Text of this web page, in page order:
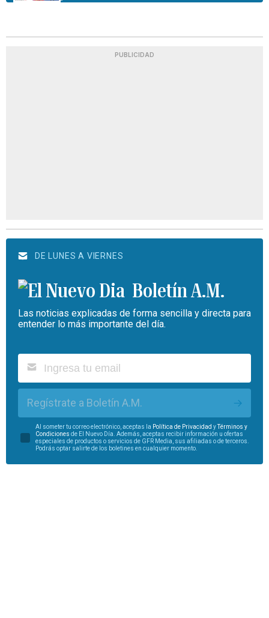
PUBLICIDAD
DE LUNES A VIERNES
Boletín A.M.
Las noticias explicadas de forma sencilla y directa para
entender lo más importante del día.
Regístrate a Boletín A.M.
Al someter tu correo electrónico, aceptas la Política de Privacidad yTérminos y
Condiciones de El Nuevo Día. Además, aceptas recibir información u ofertas
especiales de productos o servicios de GFR Media, sus afiliadas o de terceros.
Podrás optar salirte de los boletines en cualquier momento.